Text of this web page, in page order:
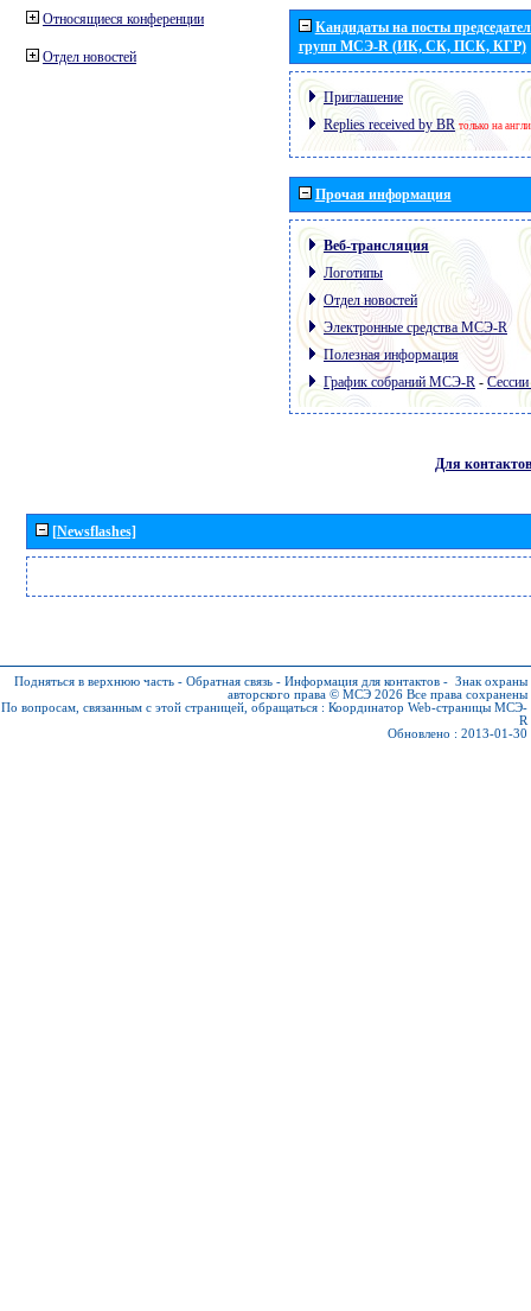
Относящиеся конференции
Отдел новостей
Кандидаты на посты
групп МСЭ-R (ИК, СК, ПСК, КГР)
Приглашение
Replies received by BR только на
Прочая информация
Веб-трансляция
Логотипы
Отдел новостей
Электронные средства МСЭ-R
Полезная информация
График собраний МСЭ-R -
Для контактов
[Newsflashes]
Подняться в верхнюю часть - Обратная связь - Информация для контактов - Знак охраны
авторского права © МСЭ 2026 Все права сохранены
По вопросам, связанным с этой страницей, обращаться : Координатор Web-страницы МСЭ-
R
Обновлено : 2013-01-30